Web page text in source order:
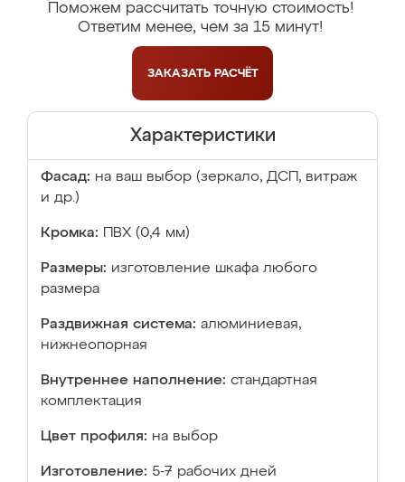
Поможем рассчитать точную стоимость!
Ответим менее, чем за 15 минут!
ЗАКАЗАТЬ РАСЧЁТ
Характеристики
Фасад: на ваш выбор (зеркало, ДСП, витраж
и др.)
Кромка: ПВХ (0,4 мм)
Размеры: изготовление шкафа любого
размера
Раздвижная система: алюминиевая,
нижнеопорная
Внутреннее наполнение: стандартная
комплектация
Цвет профиля: на выбор
Изготовление: 5-7 рабочих дней